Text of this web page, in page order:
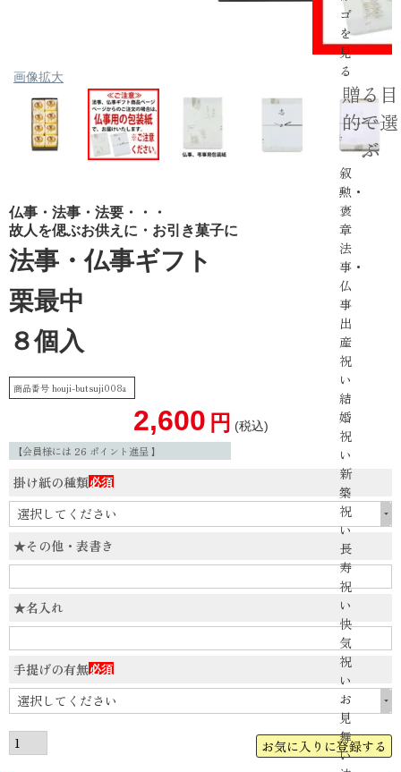
ゴ
を
見
る
贈る目
的で選
ぶ
叙
勲・
褒
章
法
事・
仏
事
出
産
祝
い
結
婚
祝
い
新
築
祝
い
長
寿
祝
い
快
気
祝
い
お
見
舞
い
画像拡大
仏事・法事・法要・・・
故人を偲ぶお供えに・お引き菓子に
法事・仏事ギフト
栗最中
８個入
商品番号 houji-butsuji008a
2,600
税込
【会員様には 26 ポイント進呈 】
掛け紙の種類
(必
須)
★その他・表書き
★名入れ
手提げの有無
(必
須)
お気に入りに登録する